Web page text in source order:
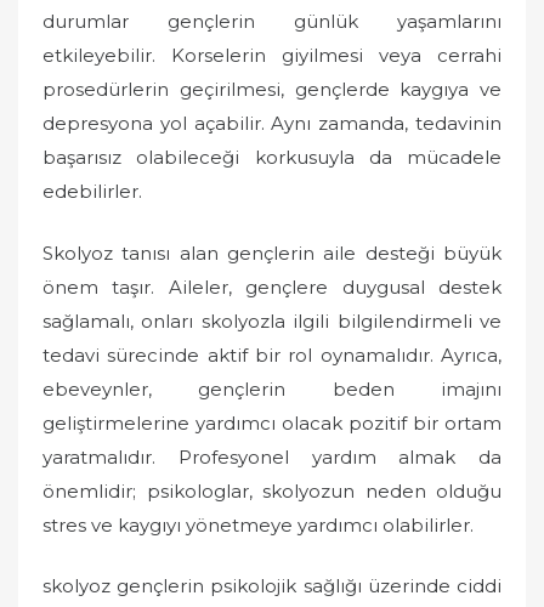
durumlar gençlerin günlük yaşamlarını
etkileyebilir. Korselerin giyilmesi veya cerrahi
prosedürlerin geçirilmesi, gençlerde kaygıya ve
depresyona yol açabilir. Aynı zamanda, tedavinin
başarısız olabileceği korkusuyla da mücadele
edebilirler.
Skolyoz tanısı alan gençlerin aile desteği büyük
önem taşır. Aileler, gençlere duygusal destek
sağlamalı, onları skolyozla ilgili bilgilendirmeli ve
tedavi sürecinde aktif bir rol oynamalıdır. Ayrıca,
ebeveynler, gençlerin beden imajını
geliştirmelerine yardımcı olacak pozitif bir ortam
yaratmalıdır. Profesyonel yardım almak da
önemlidir; psikologlar, skolyozun neden olduğu
stres ve kaygıyı yönetmeye yardımcı olabilirler.
skolyoz gençlerin psikolojik sağlığı üzerinde ciddi